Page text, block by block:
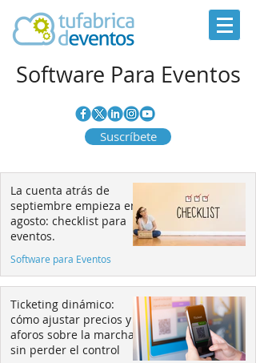
Software Para Eventos
Suscríbete
La cuenta atrás de
septiembre empieza en
agosto: checklist para
eventos.
Software para Eventos
Ticketing dinámico:
cómo ajustar precios y
aforos sobre la marcha
sin perder el control